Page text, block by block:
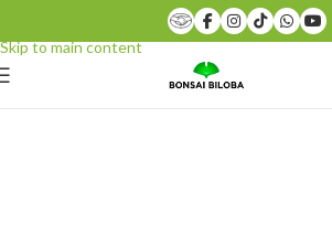
Skip to main content